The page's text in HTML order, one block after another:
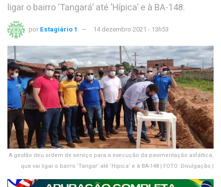
ligar o bairro ‘Tangará’ até ‘Hípica’ e à BA-148.
por Estagiário 1 14 dezembro 2021 - 13h53
A gestão deu ordem de serviço para a execução da pavimentação asfáltica,
que vai ligar o bairro ‘Tangar’ até ‘Hípica’ e à BA-148 | FOTO: Divulgação |